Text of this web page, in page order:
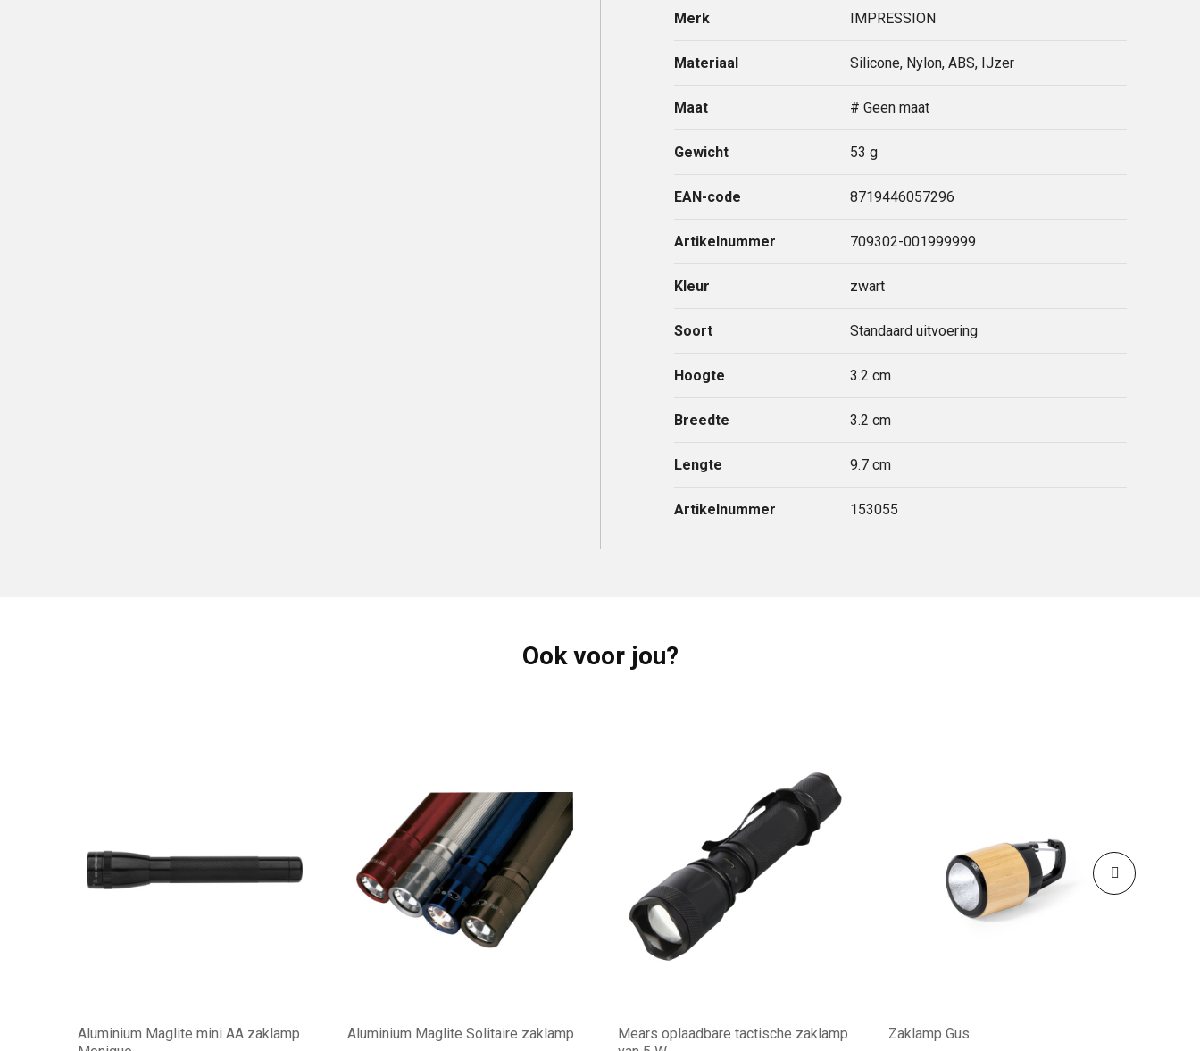
Merk IMPRESSION
Materiaal Silicone, Nylon, ABS, IJzer
Maat # Geen maat
Gewicht 53 g
EAN-code 8719446057296
Artikelnummer 709302-001999999
Kleur zwart
Soort Standaard uitvoering
Hoogte 3.2 cm
Breedte 3.2 cm
Lengte 9.7 cm
Artikelnummer 153055
Ook voor jou?
Aluminium Maglite mini AA zaklamp
Aluminium Maglite Solitaire zaklamp
Mears oplaadbare tactische zaklamp
Zaklamp Gus